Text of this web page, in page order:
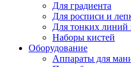
Для градиента
Для росписи и
Для тонких линий
Наборы кистей
Оборудование
Аппараты для